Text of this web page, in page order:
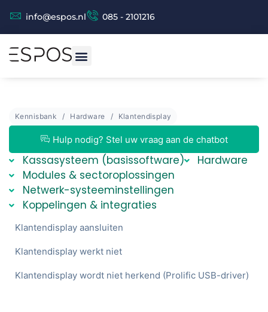
info@espos.nl 085 - 2101216
Kennisbank Hardware Klantendisplay
Hulp nodig? Stel uw vraag aan de chatbot
Kassasysteem (basissoftware)
Hardware
Modules & sectoroplossingen
Netwerk-systeeminstellingen
Koppelingen & integraties
Klantendisplay aansluiten
Klantendisplay werkt niet
Klantendisplay wordt niet herkend (Prolific USB-driver)
Espos Chat (beta versie)